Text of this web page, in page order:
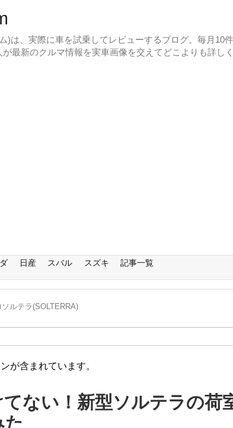
)は、実際に車を試乗してレビューするブログ。毎月10
が最新のクルマ情報を実車画像を交えてどこよりも詳
日産 スバル スズキ 記事一覧
ソルテラ(SOLTERRA)
が含まれています。
ない！新型ソルテラの荷
た